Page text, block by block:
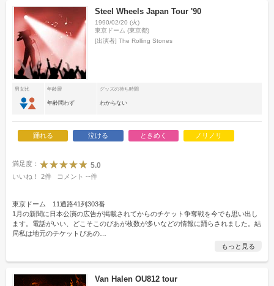
Steel Wheels Japan Tour '90
1990/02/20 (火)
東京ドーム (東京都)
[出演者]The Rolling Stones
男女比 年齢層 グッズの待ち時間
年齢問わず わからない
踊れる 泣ける ときめく ノリノリ
満足度： 5.0
いいね！ 2件 コメント --件
東京ドーム 11通路41列303番
1月の新聞に日本公演の広告が掲載されてからのチケット争奪戦を今でも思い出し
ます。電話がいい、どこそこのぴあが枚数が多いなどの情報に踊らされました。結
局私は地元のチケットぴあの
もっと見る
Van Halen OU812 tour